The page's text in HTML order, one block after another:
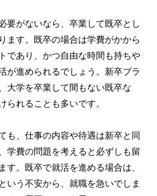
要がないなら、卒業して既卒とし
ます。既卒の場合は学費がかから
であり、かつ自由な時間も持ちや
が進められるでしょう。新卒ブラ
大学を卒業して間もない既卒な
られることも多いです。
も、仕事の内容や待遇は新卒と同
学費の問題を考えると必ずしも留
す。既卒で就活を進める場合は、
いう不安から、就職を急いでしま